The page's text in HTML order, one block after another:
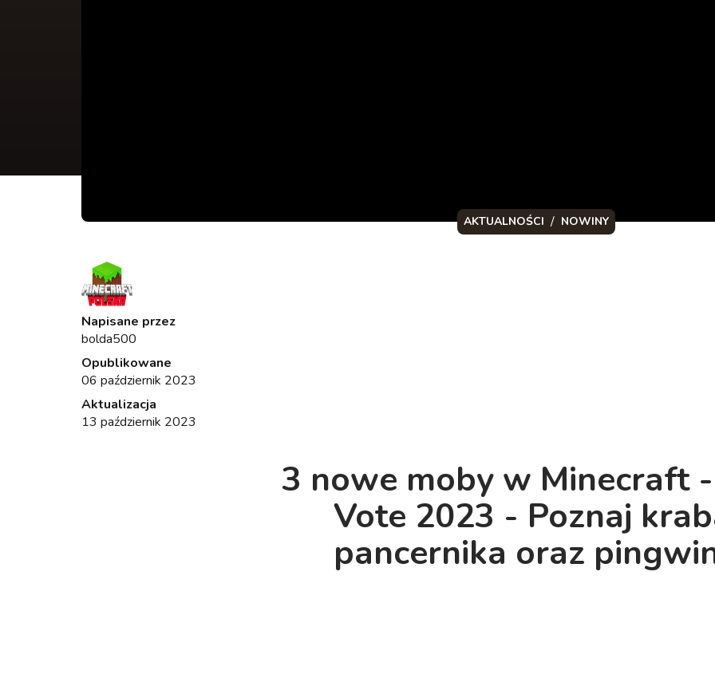
AKTUALNOŚCI / NOWINY
Napisane przez
bolda500
Opublikowane
06 październik 2023
Aktualizacja
13 październik 2023
3 nowe moby w Minecraft
Vote 2023 - Poznaj
pancernika oraz